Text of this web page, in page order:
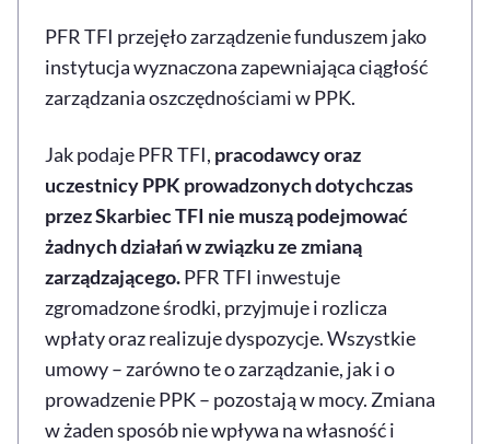
PFR TFI przejęło zarządzenie funduszem jako
instytucja wyznaczona zapewniająca ciągłość
zarządzania oszczędnościami w PPK.
Jak podaje PFR TFI, pracodawcy oraz
uczestnicy PPK prowadzonych dotychczas
przez Skarbiec TFI nie muszą podejmować
żadnych działań w związku ze zmianą
zarządzającego.PFR TFI inwestuje
zgromadzone środki, przyjmuje i rozlicza
wpłaty oraz realizuje dyspozycje. Wszystkie
umowy – zarówno te o zarządzanie, jak i o
prowadzenie PPK – pozostają w mocy. Zmiana
w żaden sposób nie wpływa na własność i